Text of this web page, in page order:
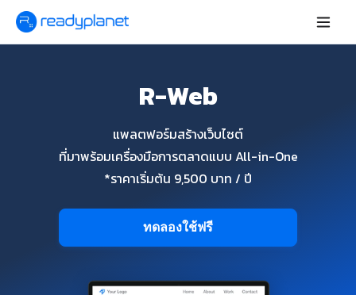
R-Web
แพลตฟอร์มสร้างเว็บไซต์
ที่มาพร้อมเครื่องมือการตลาดแบบ All-in-One
*ราคาเริ่มต้น 9,500 บาท / ปี
ทดลองใช้ฟรี